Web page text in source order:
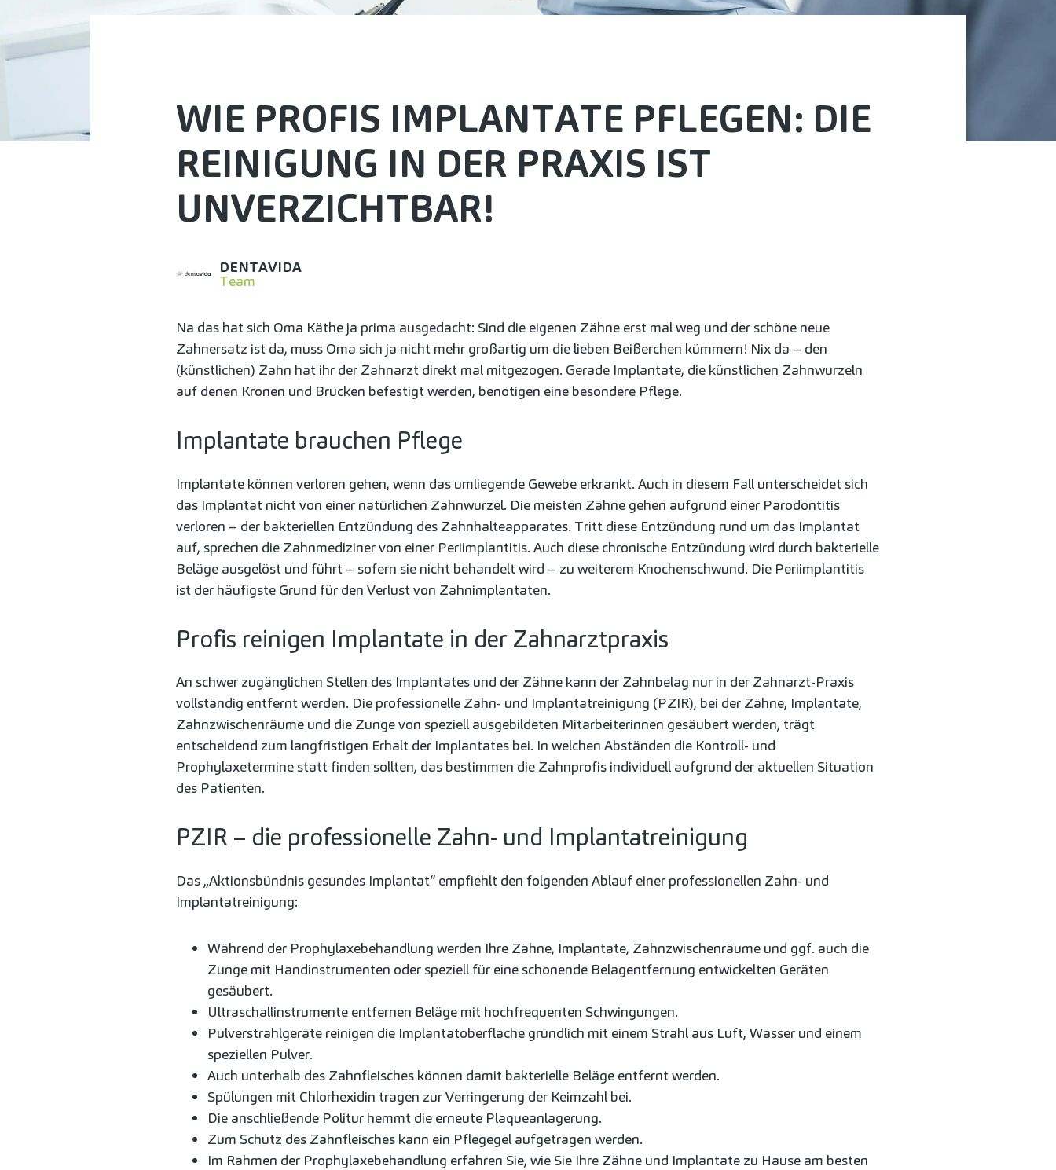
WIE PROFIS IMPLANTATE PFLEGEN: DIE
REINIGUNG IN DER PRAXIS IST
UNVERZICHTBAR!
DENTAVIDA
Team
Na das hat sich Oma Käthe ja prima ausgedacht: Sind die eigenen Zähne erst mal weg und der schöne neue
Zahnersatz ist da, muss Oma sich ja nicht mehr großartig um die lieben Beißerchen kümmern! Nix da – den
(künstlichen) Zahn hat ihr der Zahnarzt direkt mal mitgezogen. Gerade Implantate, die künstlichen Zahnwurzeln
auf denen Kronen und Brücken befestigt werden, benötigen eine besondere Pflege.
Implantate brauchen Pflege
Implantate können verloren gehen, wenn das umliegende Gewebe erkrankt. Auch in diesem Fall unterscheidet sich
das Implantat nicht von einer natürlichen Zahnwurzel. Die meisten Zähne gehen aufgrund einer Parodontitis
verloren – der bakteriellen Entzündung des Zahnhalteapparates. Tritt diese Entzündung rund um das Implantat
auf, sprechen die Zahnmediziner von einer Periimplantitis. Auch diese chronische Entzündung wird durch bakterielle
Beläge ausgelöst und führt – sofern sie nicht behandelt wird – zu weiterem Knochenschwund. Die Periimplantitis
ist der häufigste Grund für den Verlust von Zahnimplantaten.
Profis reinigen Implantate in der Zahnarztpraxis
An schwer zugänglichen Stellen des Implantates und der Zähne kann der Zahnbelag nur in der Zahnarzt-Praxis
vollständig entfernt werden. Die professionelle Zahn- und Implantatreinigung (PZIR), bei der Zähne, Implantate,
Zahnzwischenräume und die Zunge von speziell ausgebildeten Mitarbeiterinnen gesäubert werden, trägt
entscheidend zum langfristigen Erhalt der Implantates bei. In welchen Abständen die Kontroll- und
Prophylaxetermine statt finden sollten, das bestimmen die Zahnprofis individuell aufgrund der aktuellen Situation
des Patienten.
PZIR – die professionelle Zahn- und Implantatreinigung
Das „Aktionsbündnis gesundes Implantat“ empfiehlt den folgenden Ablauf einer professionellen Zahn- und
Implantatreinigung:
Während der Prophylaxebehandlung werden Ihre Zähne, Implantate, Zahnzwischenräume und ggf. auch die
Zunge mit Handinstrumenten oder speziell für eine schonende Belagentfernung entwickelten Geräten
gesäubert.
Ultraschallinstrumente entfernen Beläge mit hochfrequenten Schwingungen.
Pulverstrahlgeräte reinigen die Implantatoberfläche gründlich mit einem Strahl aus Luft, Wasser und einem
speziellen Pulver.
Auch unterhalb des Zahnfleisches können damit bakterielle Beläge entfernt werden.
Spülungen mit Chlorhexidin tragen zur Verringerung der Keimzahl bei.
Die anschließende Politur hemmt die erneute Plaqueanlagerung.
Zum Schutz des Zahnfleisches kann ein Pflegegel aufgetragen werden.
Im Rahmen der Prophylaxebehandlung erfahren Sie, wie Sie Ihre Zähne und Implantate zu Hause am besten